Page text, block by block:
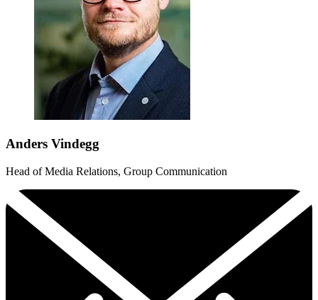
Anders Vindegg
Head of Media Relations, Group Communication